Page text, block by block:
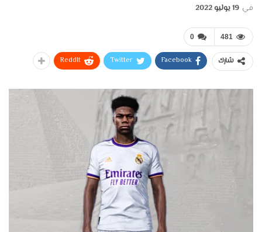
في 19 يوليو 2022
0 481
شارك Facebook
Twitter
ReddIt